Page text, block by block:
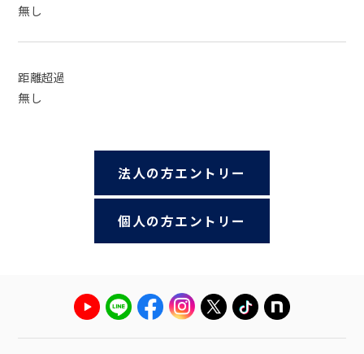
無し
距離超過
無し
法人の方エントリー
個人の方エントリー